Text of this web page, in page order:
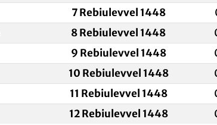
7 Rebiulevvel 1448
8 Rebiulevvel 1448
9 Rebiulevvel 1448
10 Rebiulevvel 1448
11 Rebiulevvel 1448
12 Rebiulevvel 1448